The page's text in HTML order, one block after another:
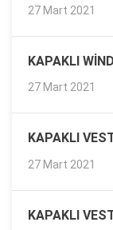
27 Mart 2021
KAPAKLI
27 Mart 2021
KAPAKLI
27 Mart 2021
KAPAKLI